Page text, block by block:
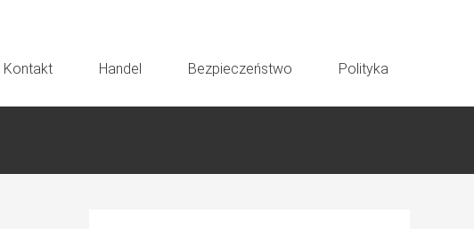
Kontakt Handel Bezpieczeństwo Polityka